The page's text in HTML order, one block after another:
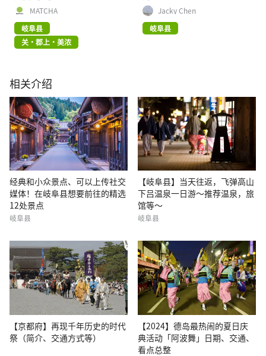
MATCHA
岐阜县
关・郡上・美浓
Jacky Chen
岐阜县
相关介绍
经典和小众景点、可以上传社交
媒体！在岐阜县想要前往的精选
12处景点
岐阜县
【岐阜县】当天往返，飞弹高山
下吕温泉一日游～推荐温泉，旅
馆等～
岐阜县
【京都府】再现千年历史的时代
祭（简介、交通方式等）
【2024】德岛最热闹的夏日庆
典活动「阿波舞」日期、交通、
看点总整